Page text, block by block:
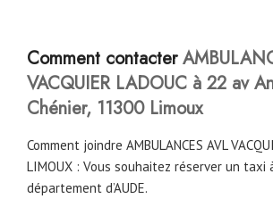
Comment contacter
VACQUIER LADOUC à 22 av
Chénier, 11300 Limoux
Comment joindre AMBULANCES AVL
LIMOUX : Vous souhaitez réserver un taxi
département d’AUDE.